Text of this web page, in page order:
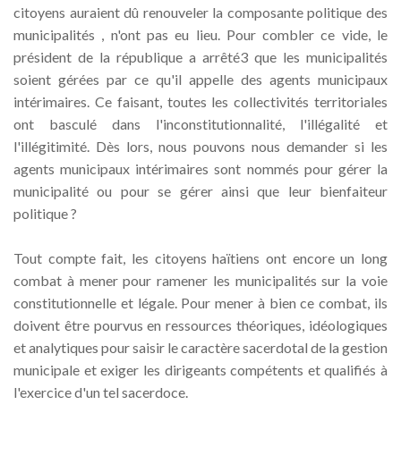
citoyens auraient dû renouveler la composante politique des
municipalités , n'ont pas eu lieu. Pour combler ce vide, le
président de la république a arrêté3 que les municipalités
soient gérées par ce qu'il appelle des agents municipaux
intérimaires. Ce faisant, toutes les collectivités territoriales
ont basculé dans l'inconstitutionnalité, l'illégalité et
l'illégitimité. Dès lors, nous pouvons nous demander si les
agents municipaux intérimaires sont nommés pour gérer la
municipalité ou pour se gérer ainsi que leur bienfaiteur
politique ?
Tout compte fait, les citoyens haïtiens ont encore un long
combat à mener pour ramener les municipalités sur la voie
constitutionnelle et légale. Pour mener à bien ce combat, ils
doivent être pourvus en ressources théoriques, idéologiques
et analytiques pour saisir le caractère sacerdotal de la gestion
municipale et exiger les dirigeants compétents et qualifiés à
l'exercice d'un tel sacerdoce.